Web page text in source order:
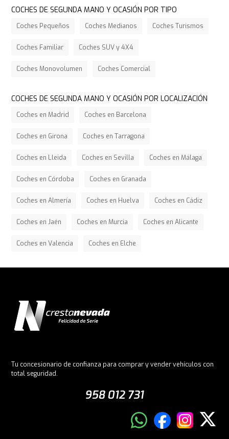
COCHES DE SEGUNDA MANO Y OCASIÓN POR TIPO
Coches Pequeños Coches Medianos Coches Turismos
Coches Familiar Coches SUV y 4X4
Coches Monovolumen Coches Comercial
COCHES DE SEGUNDA MANO Y OCASIÓN POR LOCALIZACIÓN
Coches en Madrid Coches en Barcelona
Coches en Girona Coches en Tarragona
Coches en Lleida Coches en Sevilla Coches en Málaga
Coches en Córdoba Coches en Granada
Coches en Almería Coches en Huelva Coches en Cádiz
Coches en Jaén Coches en Murcia Coches en Alicante
Coches en Valencia Coches en Elche
Tu concesionario de confianza para comprar y vender vehículos con
total seguridad.
958 012 731